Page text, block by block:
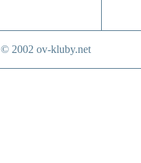
© 2002 ov-kluby.net